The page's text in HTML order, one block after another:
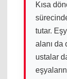
Kısa
tutar.
alanı da
ustalar